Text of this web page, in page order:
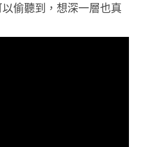
偷聽到，想深一層也真